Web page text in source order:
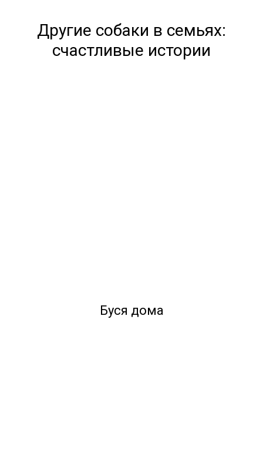
Другие собаки в семьях:
счастливые истории
Буся дома